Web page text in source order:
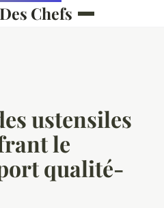
Chefs
ustensiles
le
qualité-